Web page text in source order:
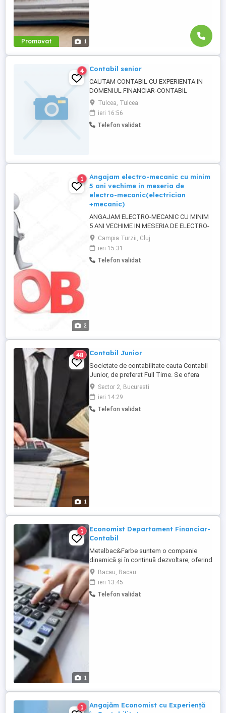
Promovat 1
4 Contabil senior
CAUTAM CONTABIL CU EXPERIENTA IN
DOMENIUL FINANCIAR-CONTABIL
Tulcea, Tulcea
ieri 16:56
Telefon validat
2
1
Angajam electro-mecanic cu minim
5 ani vechime in meseria de
electro-mecanic(electrician
+mecanic)
ANGAJAM ELECTRO-MECANIC CU MINIM
5 ANI VECHIME IN MESERIA DE ELECTRO-
MECANIC(ELECTRICIAN +MECANIC),
INTRETINERE MASINI SI
UTILAJE,COMPRESOR,INSTALATIA
ELECTRICA. CARTE DE MUNCA, PROGRAM
Campia Turzii, Cluj
ieri 15:31
Telefon validat
1
48 Contabil Junior
Societate de contabilitate cauta Contabil
Junior, de preferat Full Time. Se ofera
salariu fix, prime. Cerinte: Seriozitate,
ambitie, capacitate buna de comunicare si
interactiune sociala, buna concentrare,
cunostinte microsoft office, windows.
Sector 2, Bucuresti
ieri 14:29
Telefon validat
1
1
Economist Departament Financiar-
Contabil
Metalbac&Farbe suntem o companie
dinamică și în continuă dezvoltare, oferind
soluții inovative și profesionale pentru
clienții noștri. Suntem în căutarea unui
economist contabil, talentat a pentru a se
alătura echipei noastre din departamentul
Bacau, Bacau
ieri 13:45
Telefon validat
1
Angajăm Economist cu Experiență